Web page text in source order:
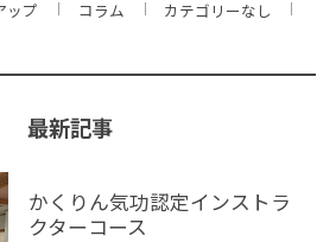
ップ コラム カテゴリーなし
最新記事
かくりん気功認定インストラ
クターコース